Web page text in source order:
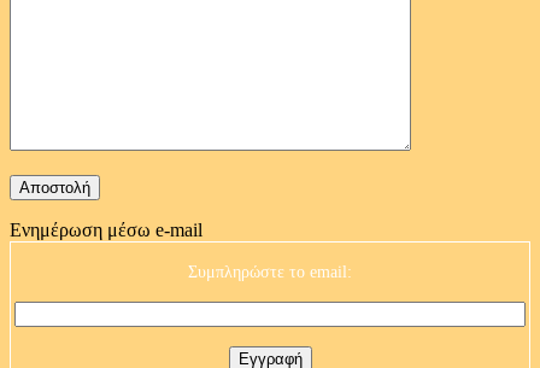
Ενημέρωση μέσω e-mail
Συμπληρώστε το email: